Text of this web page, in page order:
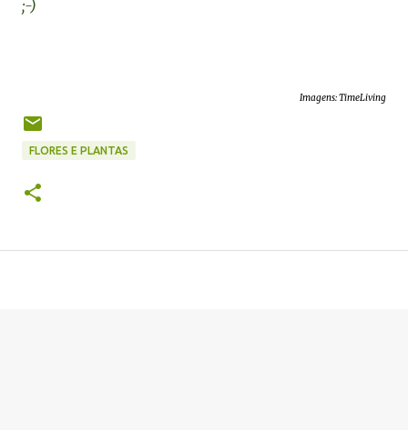
;-)
Imagens: TimeLiving
FLORES E PLANTAS